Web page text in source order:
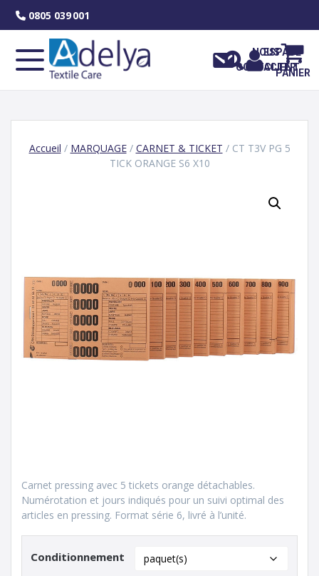
0805 039 001
NOUS
CONTACTER
ESPACE
CLIENT
PANIER
Accueil / MARQUAGE/ CARNET & TICKET / CT T3V PG 5
TICK ORANGE S6 X10
Carnet pressing avec 5 tickets orange détachables.
Numérotation et jours indiqués pour un suivi optimal des
articles en pressing. Format série 6, livré à l’unité.
Conditionnement